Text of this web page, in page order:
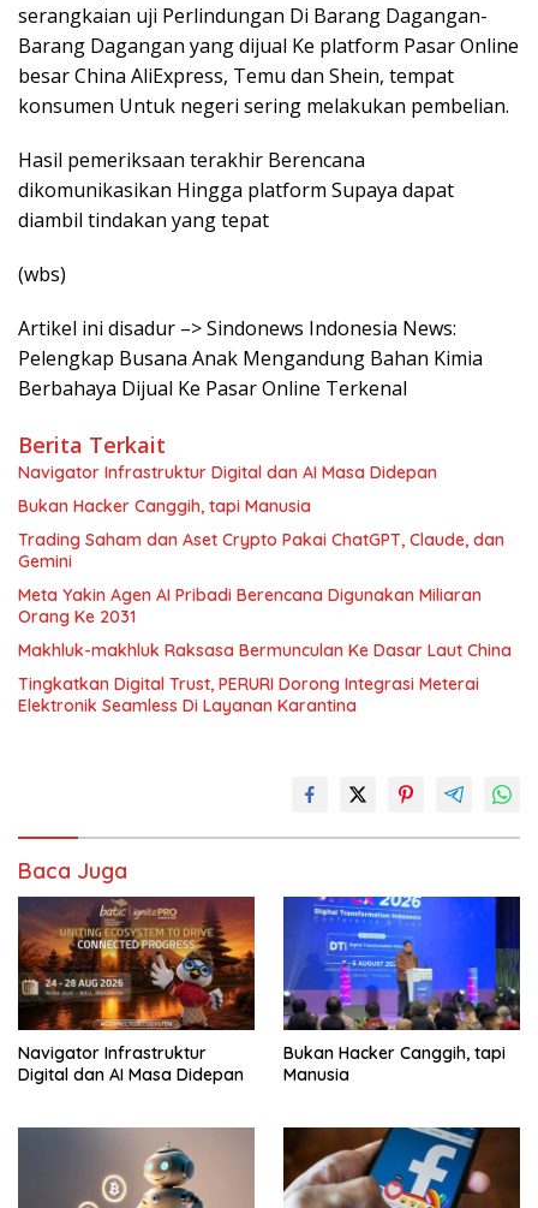
serangkaian uji Perlindungan Di Barang Dagangan-
Barang Dagangan yang dijual Ke platform Pasar Online
besar China AliExpress, Temu dan Shein, tempat
konsumen Untuk negeri sering melakukan pembelian.
Hasil pemeriksaan terakhir Berencana
dikomunikasikan Hingga platform Supaya dapat
diambil tindakan yang tepat
(wbs)
Artikel ini disadur –> Sindonews Indonesia News:
Pelengkap Busana Anak Mengandung Bahan Kimia
Berbahaya Dijual Ke Pasar Online Terkenal
Berita Terkait
Navigator Infrastruktur Digital dan AI Masa Didepan
Bukan Hacker Canggih, tapi Manusia
Trading Saham dan Aset Crypto Pakai ChatGPT, Claude, dan
Gemini
Meta Yakin Agen AI Pribadi Berencana Digunakan Miliaran
Orang Ke 2031
Makhluk-makhluk Raksasa Bermunculan Ke Dasar Laut China
Tingkatkan Digital Trust, PERURI Dorong Integrasi Meterai
Elektronik Seamless Di Layanan Karantina
Baca Juga
Navigator Infrastruktur
Digital dan AI Masa Didepan
Bukan Hacker Canggih, tapi
Manusia